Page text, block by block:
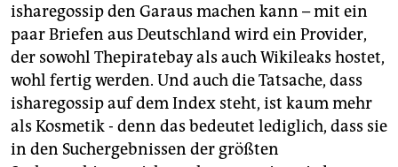
isharegossip den Garaus machen kann – mit ein
paar Briefen aus Deutschland wird ein Provider,
der sowohl Thepiratebay als auch Wikileaks hostet,
wohl fertig werden. Und auch die Tatsache, dass
isharegossip auf dem Index steht, ist kaum mehr
als Kosmetik - denn das bedeutet lediglich, dass sie
in den Suchergebnissen der größten